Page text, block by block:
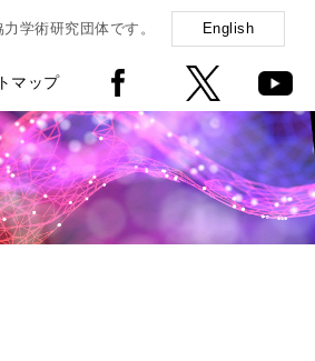
学術研究団体です。 English
マップ